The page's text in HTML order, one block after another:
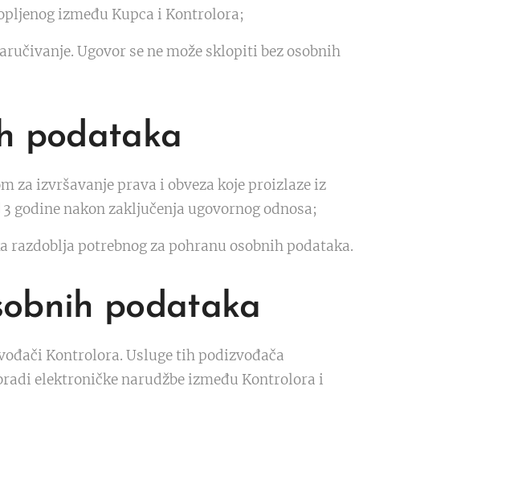
između Kupca i Kontrolora;
Ugovor se ne može sklopiti bez osobnih
podataka
za izvršavanje prava i obveza koje proizlaze iz
godine nakon zaključenja ugovornog odnosa;
potrebnog za pohranu osobnih podataka.
podataka
Kontrolora. Usluge tih podizvođača
elektroničke narudžbe između Kontrolora i